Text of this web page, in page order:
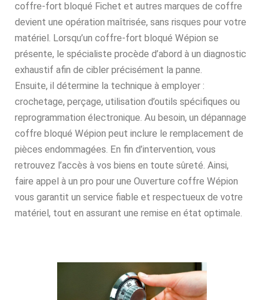
coffre-fort bloqué Fichet et autres marques de coffre
devient une opération maîtrisée, sans risques pour votre
matériel. Lorsqu’un coffre-fort bloqué Wépion se
présente, le spécialiste procède d’abord à un diagnostic
exhaustif afin de cibler précisément la panne.
Ensuite, il détermine la technique à employer :
crochetage, perçage, utilisation d’outils spécifiques ou
reprogrammation électronique. Au besoin, un dépannage
coffre bloqué Wépion peut inclure le remplacement de
pièces endommagées. En fin d’intervention, vous
retrouvez l’accès à vos biens en toute sûreté. Ainsi,
faire appel à un pro pour une Ouverture coffre Wépion
vous garantit un service fiable et respectueux de votre
matériel, tout en assurant une remise en état optimale.